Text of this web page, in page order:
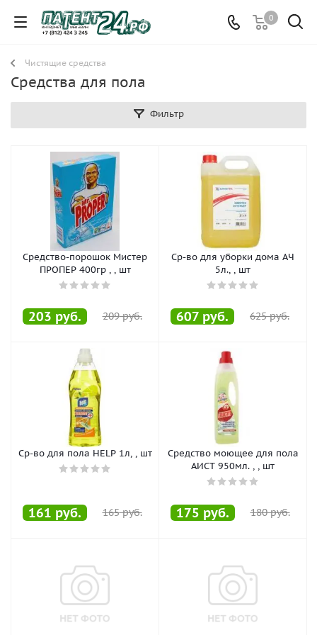
0
Чистящие средства
Средства для пола
Фильтр
Средство-порошок Мистер
ПРОПЕР 400гр , , шт
203 руб. 209руб.
Ср-во для уборки дома АЧ
5л., , шт
607 руб. 625руб.
Ср-во для пола HELP 1л, , шт
161 руб. 165руб.
Средство моющее для пола
АИСТ 950мл. , , шт
175 руб. 180руб.